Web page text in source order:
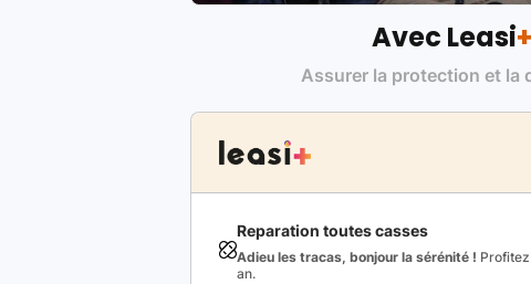
Avec Leasi+
Assurer la protection et la
Reparation toutes casses
Adieu les tracas, bonjour la sérénité !
an.